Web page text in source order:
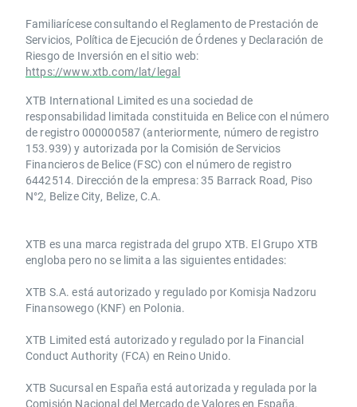
Familiarícese consultando el Reglamento de Prestación de
Servicios, Política de Ejecución de Órdenes y Declaración de
Riesgo de Inversión en el sitio web:
https://www.xtb.com/lat/legal
XTB International Limited es una sociedad de
responsabilidad limitada constituida en Belice con el número
de registro 000000587 (anteriormente, número de registro
153.939) y autorizada por la Comisión de Servicios
Financieros de Belice (FSC) con el número de registro
6442514. Dirección de la empresa: 35 Barrack Road, Piso
N°2, Belize City, Belize, C.A.
​​XTB es una marca registrada del grupo XTB. El Grupo XTB
engloba pero no se limita a las siguientes entidades:
XTB S.A.​ está autorizado y regulado por Komisja Nadzoru
Finansowego (KNF) ​en Polonia.
XTB Limited ​está autorizado y regulado por la ​Financial
Conduct Authority ​(FCA) en ​​Reino Unido.
XTB Sucursal en España está autorizada y regulada por la
Comisión Nacional del Mercado de Valores en España.